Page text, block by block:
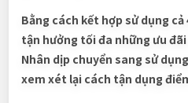
Bằng cách kết hợp sử dụng
tận hưởng tối đa những ưu
Nhân dịp chuyển sang sử
xem xét lại cách tận dụng